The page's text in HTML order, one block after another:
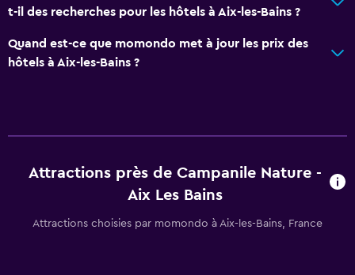
Machine à café/thé
Machine à café
Chambres communicantes disponibles
Espace de stockage
Salle de bain
t-il des recherches pour les hôtels à Aix-les-Bains ?
Quand est-ce que momondo met à jour les prix des
hôtels à Aix-les-Bains ?
Attractions près de Campanile Nature -
Aix Les Bains
Attractions choisies par momondo à Aix-les-Bains, France